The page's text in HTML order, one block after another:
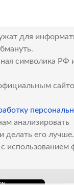
для
символика РФ
анализировать
делать его
использованием